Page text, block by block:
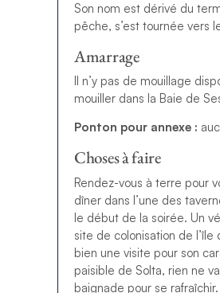
Son nom est dérivé du
pêche, s’est tournée vers
Amarrage
Il n’y pas de mouillage
mouiller dans la Baie de
Ponton pour annexe :
Choses à faire
Rendez-vous à terre pour
dîner dans l’une des
le début de la soirée. Un
site de colonisation de
bien une visite pour son
paisible de Solta, rien ne
baignade pour se